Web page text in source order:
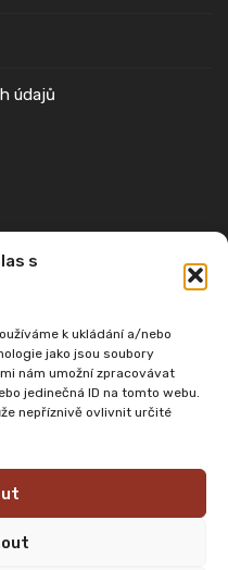
s
k ukládání a/nebo
jako jsou soubory
nám umožní zpracovávat
jedinečná ID na tomto webu.
nepříznivě ovlivnit určité
údajů